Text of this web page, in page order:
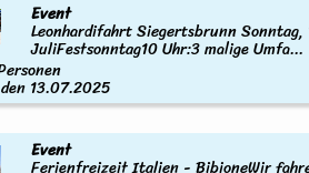
Event
Leonhardifahrt Siegertsbrunn Sonntag,
JuliFestsonntag10 Uhr:3 malige Umfa...
13.07.2025
Event